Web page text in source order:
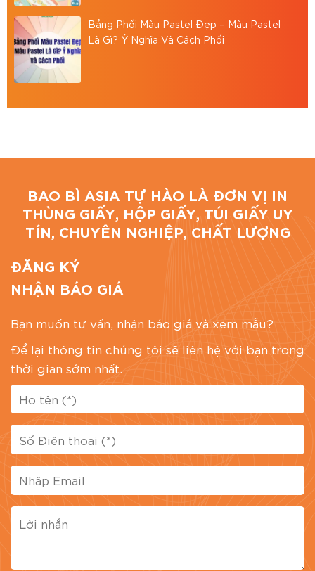
Bảng Phối Màu Pastel Đẹp – Màu Pastel
Là Gì? Ý Nghĩa Và Cách Phối
BAO BÌ ASIA TỰ HÀO LÀ ĐƠN VỊ IN
THÙNG GIẤY, HỘP GIẤY, TÚI GIẤY UY
TÍN, CHUYÊN NGHIỆP, CHẤT LƯỢNG
ĐĂNG KÝ
NHẬN BÁO GIÁ
Bạn muốn tư vấn, nhận báo giá và xem mẫu?
Để lại thông tin chúng tôi sẽ liên hệ với bạn trong
thời gian sớm nhất.